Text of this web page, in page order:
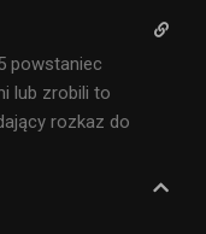
powstaniec
lub zrobili to
rozkaz do